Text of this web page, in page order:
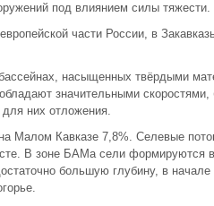
под влиянием силы тяжести.
части России, в
насыщенных твёрдыми
значительными
них отложения.
Малом Кавказе 7,8%. Селевые
В зоне БАМа сели формируются
большую глубину, в начале